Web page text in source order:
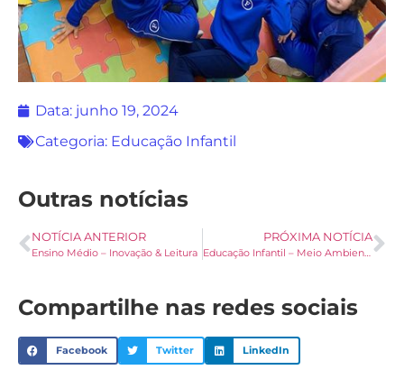
Data: junho 19, 2024
Categoria: Educação Infantil
Outras notícias
NOTÍCIA ANTERIOR
Ensino Médio – Inovação & Leitura
PRÓXIMA NOTÍCIA
Educação Infantil – Meio Ambiente: Pré B turma 3
Compartilhe nas redes sociais
Facebook Twitter LinkedIn